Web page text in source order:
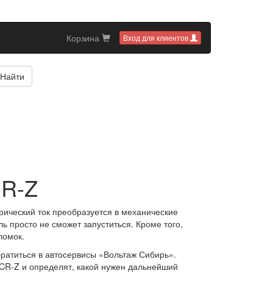
Вход для клиентов
Корзина
Найти
Z
ток преобразуется в механические
просто не сможет запуститься. Кроме того,
в автосервисы «Вольтаж Сибирь».
Z и определят, какой нужен дальнейший